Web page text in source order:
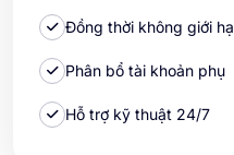
Đồng thời không giới
Phân bổ tài khoản phụ
Hỗ trợ kỹ thuật 24/7